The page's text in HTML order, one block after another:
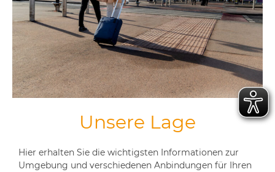
Unsere Lage
Hier erhalten Sie die wichtigsten Informationen zur
Umgebung und verschiedenen Anbindungen für Ihren